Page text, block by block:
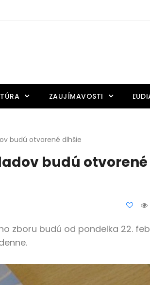
ZAUJÍMAVOSTI
budú otvorené dlhšie
budú otvorené
zboru budú od pondelka 22.